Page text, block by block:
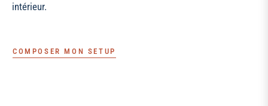
intérieur.
COMPOSER MON SETUP